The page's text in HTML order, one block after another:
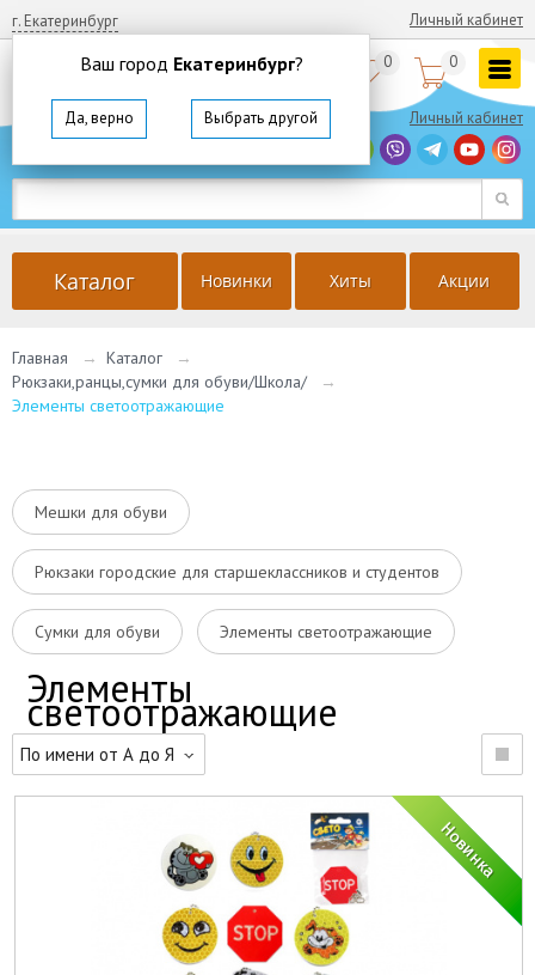
Личный кабинет
г. Екатеринбург
Ваш город Екатеринбург?
Да, верно Выбрать другой
0
 0
(800) 350 64 57
Личный кабинет
Ваш городЕкатеринбург?
Каталог Новинки Хиты Акции
Главная → Каталог
→
Рюкзаки,ранцы,сумки для обуви/Школа/
→
Элементы светоотражающие
Мешки для обуви
Рюкзаки городские для старшеклассников и студентов
Сумки для обуви Элементы светоотражающие
Элементы
светоотражающие
По имени от А до Я